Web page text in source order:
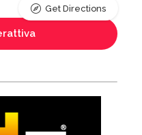
Get Directions